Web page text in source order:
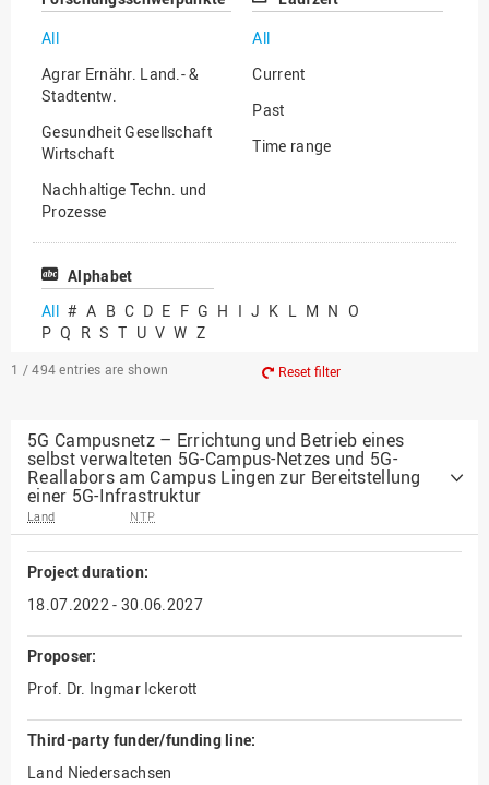
All
Agrar Ernähr. Land.- &
Stadtentw.
Gesundheit Gesellschaft
Wirtschaft
Nachhaltige Techn. und
Prozesse
Vielfältiges Forschen
All
Current
Past
Time range
Alphabet
All # A B C D E F G H I J K L M N O
P Q R S T U V W Z
1 / 494 entries are shown Reset filter
5G Campusnetz – Errichtung und Betrieb eines
selbst verwalteten 5G-Campus-Netzes und 5G-
Reallabors am Campus Lingen zur Bereitstellung
einer 5G-Infrastruktur
Land NTP
Project duration:
18.07.2022 - 30.06.2027
Proposer:
Prof. Dr. Ingmar Ickerott
Third-party funder/funding line:
Land Niedersachsen